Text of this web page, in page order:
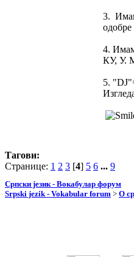
3.
4.
КУ, У.
5.
Тагови:
Странице: 1 2 3 [4] 5 6 ... 9
Српски језик - Вокабулар форум
Srpski jezik - Vokabular forum > О